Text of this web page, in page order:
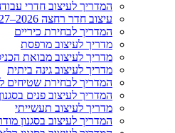
המדריך לעיצוב חדרי
עיצוב חדר רחצה 2026–2027: המדריך המלא לתכנון נכון
המדריך לבחירת כיריים
מדריך לעיצוב מרפסת
מדריך לעיצוב מבואת
מדריך לעיצוב גינה ביתית
המדריך לבחירת שטיחים
המדריך לעיצוב פנים
מדריך לעיצוב תעשייתי
המדריך לעיצוב בסגנון